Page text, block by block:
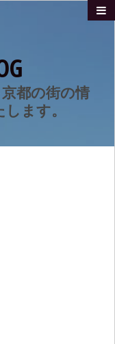
都の街の情
ます。